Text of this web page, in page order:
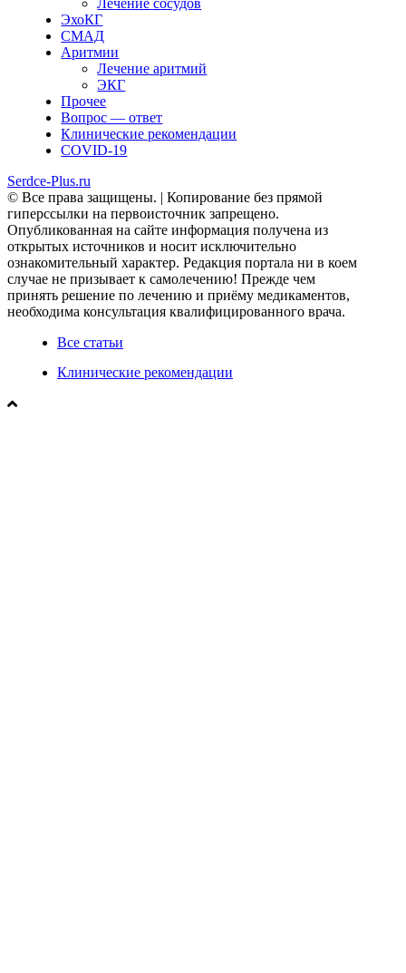
ЭхоКГ
СМАД
Аритмии
Лечение аритмий
ЭКГ
Прочее
Вопрос — ответ
Клинические рекомендации
COVID-19
Serdce-Plus.ru
© Все права защищены. | Копирование без прямой
гиперссылки на первоисточник запрещено.
Опубликованная на сайте информация получена из
открытых источников и носит исключительно
ознакомительный характер. Редакция портала ни в коем
случае не призывает к самолечению! Прежде чем
принять решение по лечению и приёму медикаментов,
необходима консультация квалифицированного врача.
Все статьи
Клинические рекомендации